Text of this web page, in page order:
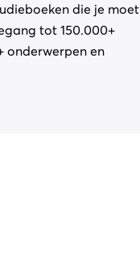
die je moet
tot 150.000+
onderwerpen en